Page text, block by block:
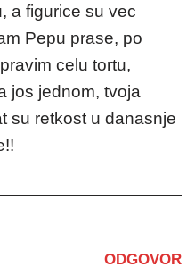
a figurice su vec
Pepu prase, po
celu tortu,
jos jednom, tvoja
su retkost u danasnje
ODGOVOR